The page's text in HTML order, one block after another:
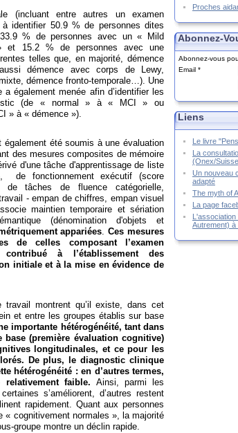
(incluant entre autres un examen
à identifier 50.9 % de personnes dites
% de personnes avec un « Mild
et 15.2
% de personnes avec une
telles que, en majorité, démence
démence avec corps de Lewy,
démence fronto-temporale…). Une
également menée afin d’identifier les
(de « normal » à « MCI » ou
» à « démence »).
été soumis à une évaluation
des mesures composites de mémoire
d'une tâche d'apprentissage de liste
de fonctionnement exécutif (score
tâches de fluence catégorielle,
- empan de chiffres, empan visuel
maintien temporaire et sériation
(dénomination d'objets et
appariées.Ces mesures
de celles composant l’examen
contribué à l’établissement des
initiale et à la mise en évidence de
travail montrent qu’il existe, dans cet
et entre les groupes établis sur base
importante hétérogénéité, tant dans
base (première évaluation cognitive)
longitudinales, et ce pour les
De plus, le diagnostic clinique
hétérogénéité : en d’autres termes,
faible. Ainsi, parmi les
s’améliorent, d’autres restent
rapidement. Quant aux personnes
« cognitivement normales », la majorité
groupe montre un déclin rapide.
Proches
Abonnez-
Abonnez-vous
Email
Liens
Le livre
La
(Onex/
Un nouveau
adapté
The myth of
La page
L'association
Autrement)